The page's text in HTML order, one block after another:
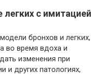
с имитацией
бронхов и легких,
во время вдоха и
изменения при
и других патологиях,